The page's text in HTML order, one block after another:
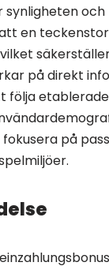
en
på direkt
på